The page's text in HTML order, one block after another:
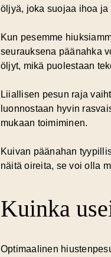
öljyä, joka suojaa ihoa
Kun pesemme
seurauksena päänahka
öljyt, mikä puolestaan
Liiallisen pesun raja
luonnostaan hyvin
mukaan toimiminen.
Kuivan päänahan
näitä oireita, se voi olla
Kuinka
Optimaalinen